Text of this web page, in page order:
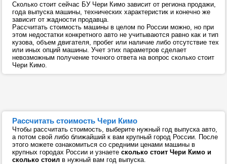
Сколько стоит сейчас БУ Чери Кимо зависит от региона продажи,
года выпуска машины, технических характеристик и конечно же
зависит от жадности продавца.
Рассчитать стоимость машины в целом по России можно, но при
этом недостатки конкретного авто не учитываются равно как и тип
кузова, объем двигателя, пробег или наличие либо отсутствие тех
или иных опций машины. Учет этих параметров сделает
невозможным получение точного ответа на вопрос сколько стоит
Чери Кимо.
Рассчитать стоимость Чери Кимо
Чтобы рассчитать стоимость, выберите нужный год выпуска авто,
а потом свой либо ближайший к вам крупный город России. После
этого можете ознакомиться со средними ценами машины в
крупных городах России и узнаете сколько стоит Чери Кимо и
сколько стоил в нужный вам год выпуска.